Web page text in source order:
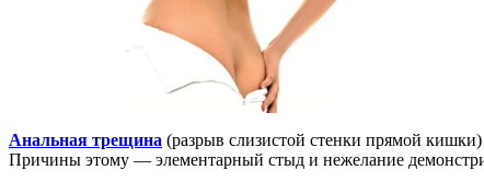
Анальная трещина (разрыв слизистой стенки прямой
Причины этому — элементарный стыд и нежелание